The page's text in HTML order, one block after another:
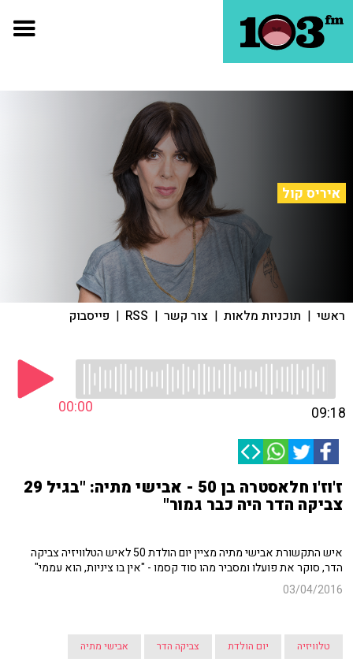
איריס קול
ראשי | תוכניות מלאות | צור קשר |
RSS
| פייסבוק
00:00 09:18
ז'וז'ו חלאסטרה בן 50 - אבישי מתיה: "בגיל 29
צביקה הדר היה כבר גמור"
איש התקשורת אבישי מתיה מציין יום הולדת 50 לאיש הטלוויזיה צביקה
הדר, סוקר את פועלו ומסביר מהו סוד קסמו - "אין בו ציניות, הוא עממי"
03/04/2016
טלוויזיה יום הולדת צביקה הדר אבישי מתיה